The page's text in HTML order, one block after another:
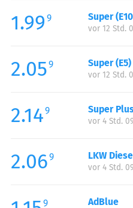
Samstag:
Sonntag:
1.99 9 Super
vor 12 Std.
2.059 Super (E5)
vor 12 Std.
2.149 Super
vor 4 Std.
2.069 LKW
vor 4 Std.
9 AdBlue